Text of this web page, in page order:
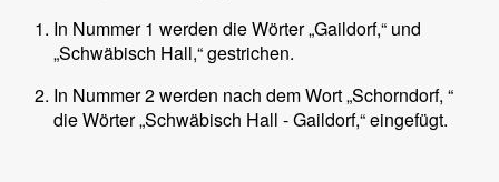
In Nummer 1 werden die Wörter „Gaildorf,“ und
„Schwäbisch Hall,“ gestrichen.
In Nummer 2 werden nach dem Wort „Schorndorf, “
die Wörter „Schwäbisch Hall - Gaildorf,“ eingefügt.